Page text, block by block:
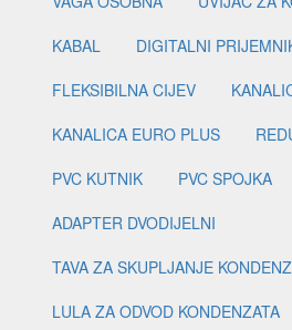
KABAL
DIGITALNI
FLEKSIBILNA CIJEV
KANALICA EURO PLUS
PVC KUTNIK
PVC SPOJKA
ADAPTER DVODIJELNI
TAVA ZA SKUPLJANJE
LULA ZA ODVOD KONDENZATA